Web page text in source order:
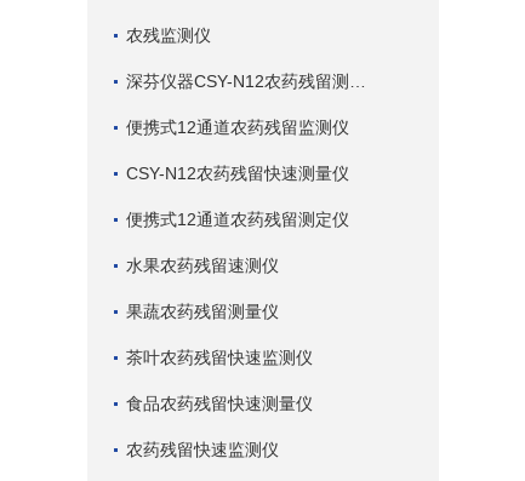
农残监测仪
便携式12通道农药残留监测仪
CSY-N12农药残留快速测量仪
便携式12通道农药残留测定仪
水果农药残留速测仪
果蔬农药残留测量仪
茶叶农药残留快速监测仪
食品农药残留快速测量仪
农药残留快速监测仪